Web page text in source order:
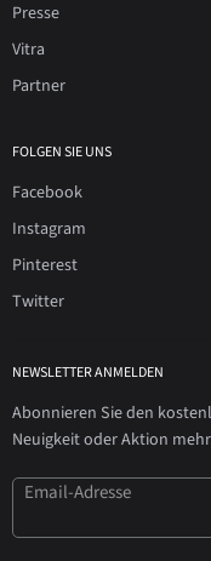
Presse
Vitra
Partner
FOLGEN SIE UNS
Facebook
Instagram
Pinterest
Twitter
NEWSLETTER ANMELDEN
Abonnieren Sie den
Neuigkeit oder Aktion
Email-Adresse